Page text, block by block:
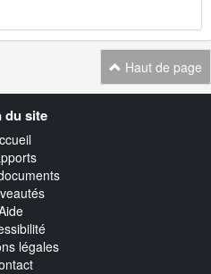
Haut de page
du site
légales